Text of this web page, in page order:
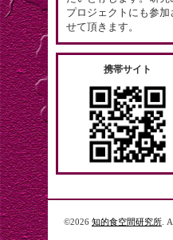
プロジェクトにも参加
せて頂きます。
携帯サイト
©2026 知的食空間研究所 .